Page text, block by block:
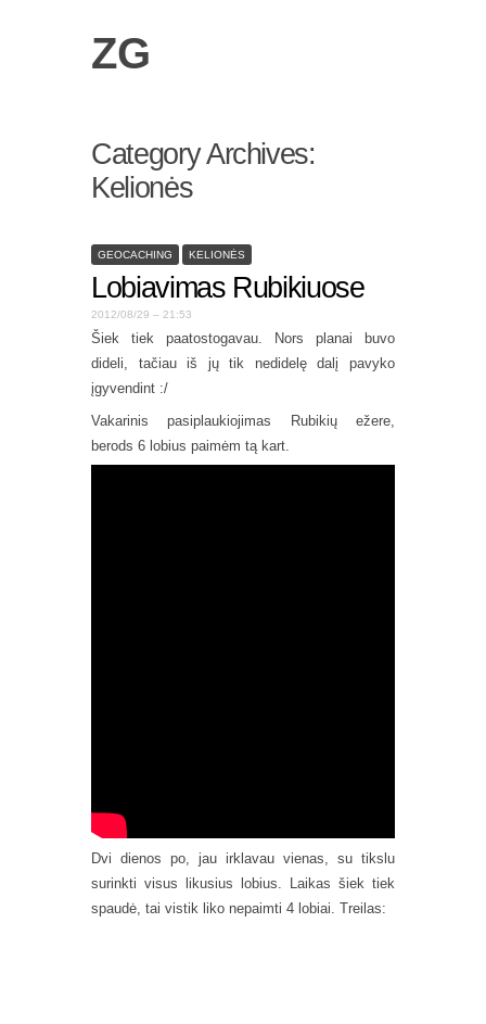
ZG
Category Archives:
Kelionės
GEOCACHING KELIONĖS
Lobiavimas Rubikiuose
2012/08/29 – 21:53
Šiek tiek paatostogavau. Nors planai buvo
dideli, tačiau iš jų tik nedidelę dalį pavyko
įgyvendint :/
Vakarinis pasiplaukiojimas Rubikių ežere,
berods 6 lobius paimėm tą kart.
Dvi dienos po, jau irklavau vienas, su tikslu
surinkti visus likusius lobius. Laikas šiek tiek
spaudė, tai vistik liko nepaimti 4 lobiai. Treilas: